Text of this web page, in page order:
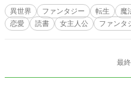
uyomu.jp/works/
異世界 ファンタジー 転生 魔
恋愛
読書 女主人公 ファンタ
最